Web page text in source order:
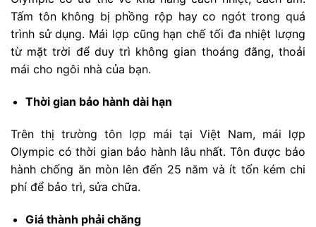
Tấm tôn không bị phồng rộp hay co ngót trong quá
trình sử dụng. Mái lợp cũng hạn chế tối đa nhiệt lượng
từ mặt trời để duy trì không gian thoáng đãng, thoải
mái cho ngôi nhà của bạn.
Thời gian bảo hành dài hạn
Trên thị trường tôn lợp mái tại Việt Nam, mái lợp
Olympic có thời gian bảo hành lâu nhất. Tôn được bảo
hành chống ăn mòn lên đến 25 năm và ít tốn kém chi
phí để bảo trì, sửa chữa.
Giá thành phải chăng